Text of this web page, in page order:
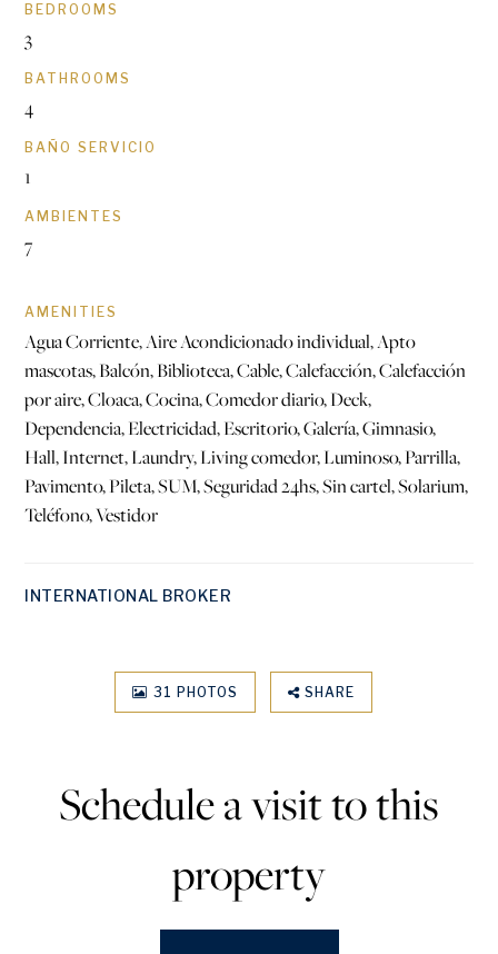
BEDROOMS
3
BATHROOMS
4
BAÑO SERVICIO
1
AMBIENTES
7
AMENITIES
Agua Corriente, Aire Acondicionado individual, Apto
mascotas, Balcón, Biblioteca, Cable, Calefacción, Calefacción
por aire, Cloaca, Cocina, Comedor diario, Deck,
Dependencia, Electricidad, Escritorio, Galería, Gimnasio,
Hall, Internet, Laundry, Living comedor, Luminoso, Parrilla,
Pavimento, Pileta, SUM, Seguridad 24hs, Sin cartel, Solarium,
Teléfono, Vestidor
INTERNATIONAL BROKER
31 PHOTOS SHARE
Schedule a visit to this
property